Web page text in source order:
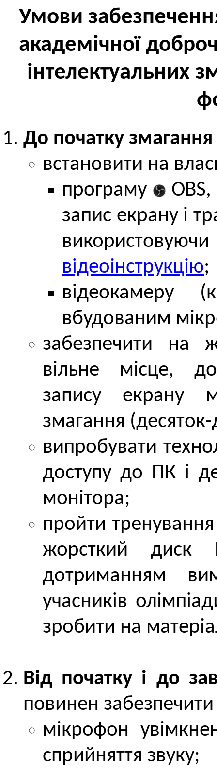
Умови
академічної
інтелектуальних
До початку змагання
встановити на
програму
запис екрану і
відеоінструкцію;
відеокамеру
вбудованим
забезпечити на
вільне місце,
запису екрану
змагання (десяток-
випробувати
доступу до ПК і
монітора;
пройти
жорсткий
дотриманням
учасників
зробити на
Від початку і до
повинен забезпечити
мікрофон
сприйняття звуку;